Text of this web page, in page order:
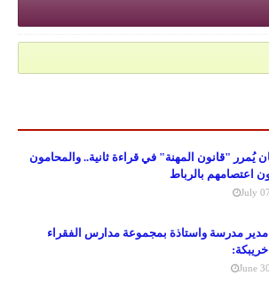
يُمرر "قانون المهنة" في قراءة ثانية.. والمحامون
اعتصامهم بالرباط
July
مدير مدرسة واستاذة بمجموعة مدارس الفقراء
خريبكة:
June